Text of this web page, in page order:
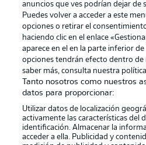
Canales
Jugadores
Sello Editorial
anuncios que ves podrían dejar de
Puedes volver a acceder a este
opciones o retirar el
haciendo clic en el enlace
aparece en el en la parte inferior
opciones tendrán efecto dentro de
saber más, consulta nuestra
Tanto nosotros como nuestros
datos para proporcionar:
Utilizar datos de localización
activamente las características del
identificación. Almacenar la
acceder a ella. Publicidad y